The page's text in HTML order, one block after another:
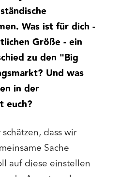
Was ist für dich -
Größe - ein
zu den "Big
Und was
in der
euch?
dass wir
Sache
auf diese einstellen